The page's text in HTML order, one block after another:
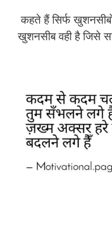
कहते हैं सिर्फ खुशनसीबों
खुशनसीब वही है जिसे